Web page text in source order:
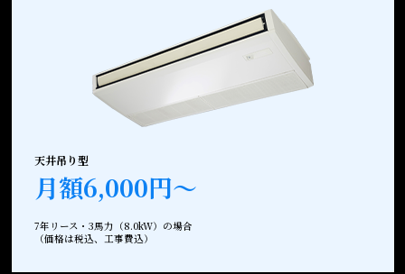
天井吊り型
月額6,000円～
7年リース・3馬力（8.0kW）の場合
（価格は税込、工事費込）